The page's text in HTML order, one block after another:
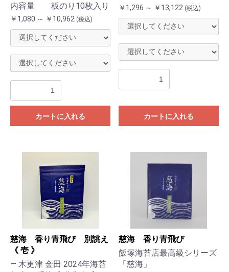
内容量 板のり10枚入り
￥1,080 ～ ￥10,962 (税込)
カートに入れる
￥1,296 ～ ￥13,122 (税込)
カートに入れる
慈海 香り青飛び 別誂え
《 壱 》
— 木更津 金田 2024年海苔
慈海 香り青飛び
飯塚海苔店最高級シリーズ
「慈海」